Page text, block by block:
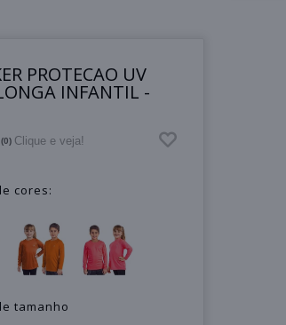
PROTECAO UV
INFANTIL -
(0) Clique e veja!
cores:
tamanho